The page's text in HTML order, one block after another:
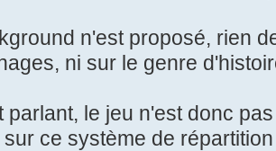
n'est proposé, rien
ni sur le genre
parlant, le jeu n'est donc
ce système de